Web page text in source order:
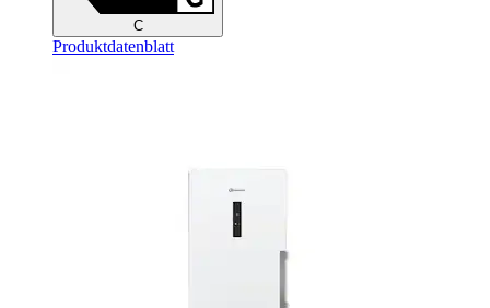
C
Produktdatenblatt